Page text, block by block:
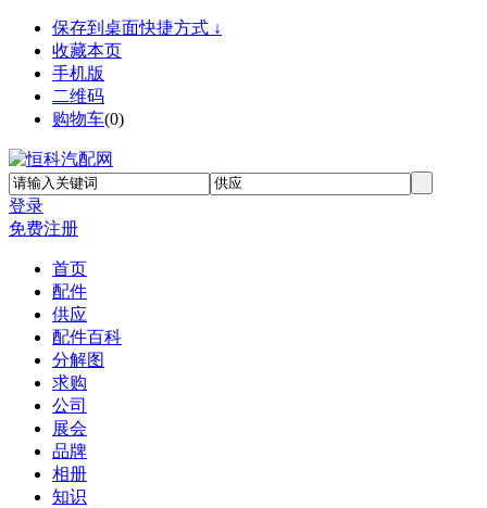
保存到桌面快捷方式 ↓
收藏本页
手机版
二维码
购物车(0)
登录
免费注册
首页
配件
供应
配件百科
分解图
求购
公司
展会
品牌
相册
知识